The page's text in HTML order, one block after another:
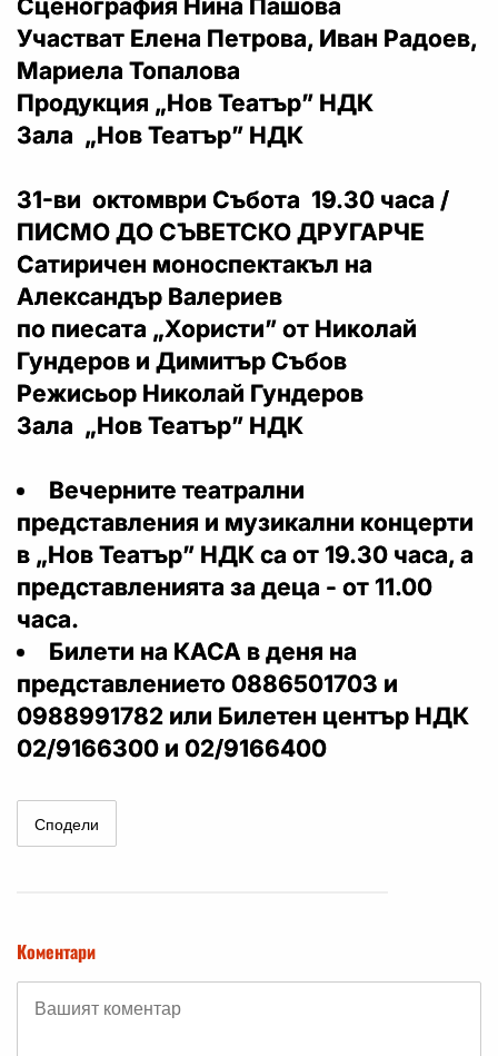
Сценография Нина Пашова
Участват Елена Петрова, Иван Радоев,
Мариела Топалова
Продукция „Нов Театър” НДК
Зала „Нов Театър” НДК
31-ви октомври Събота 19.30 часа /
ПИСМО ДО СЪВЕТСКО ДРУГАРЧЕ
Сатиричен моноспектакъл на
Александър Валериев
по пиесата „Хористи” от Николай
Гундеров и Димитър Събов
Режисьор Николай Гундеров
Зала „Нов Театър” НДК
Вечерните театрални
представления и музикални концерти
в „Нов Театър” НДК са от 19.30 часа, а
представленията за деца - от 11.00
часа.
Билети на КАСА в деня на
представлението 0886501703 и
0988991782 или Билетен център НДК
02/9166300 и 02/9166400
Сподели
Коментари